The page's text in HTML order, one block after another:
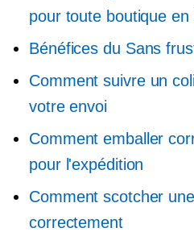
pour toute boutique en
Bénéfices du Sans
Comment suivre un
votre envoi
Comment emballer
pour l'expédition
Comment scotcher
correctement